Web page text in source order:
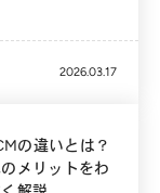
2026.03.17
の違いとは？
メリットをわ